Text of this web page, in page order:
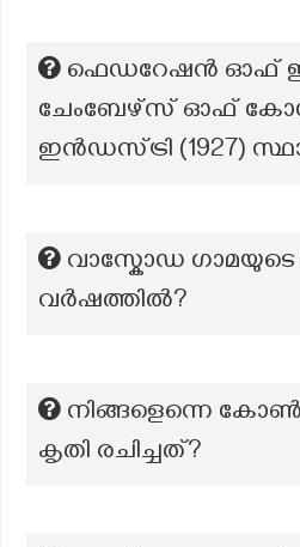
ഫെഡറേഷൻ ഓഫ്
ചേംബേഴ്‌സ് ഓഫ്
ഇൻഡസ്ട്രി (1927)
വാസ്കോഡ
വർഷത്തിൽ?
നിങ്ങളെന്നെ
കൃതി രചിച്ചത്?